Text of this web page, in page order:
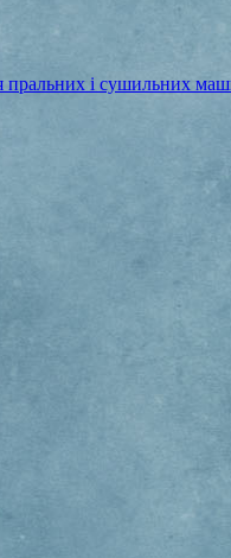
пральних і сушильних